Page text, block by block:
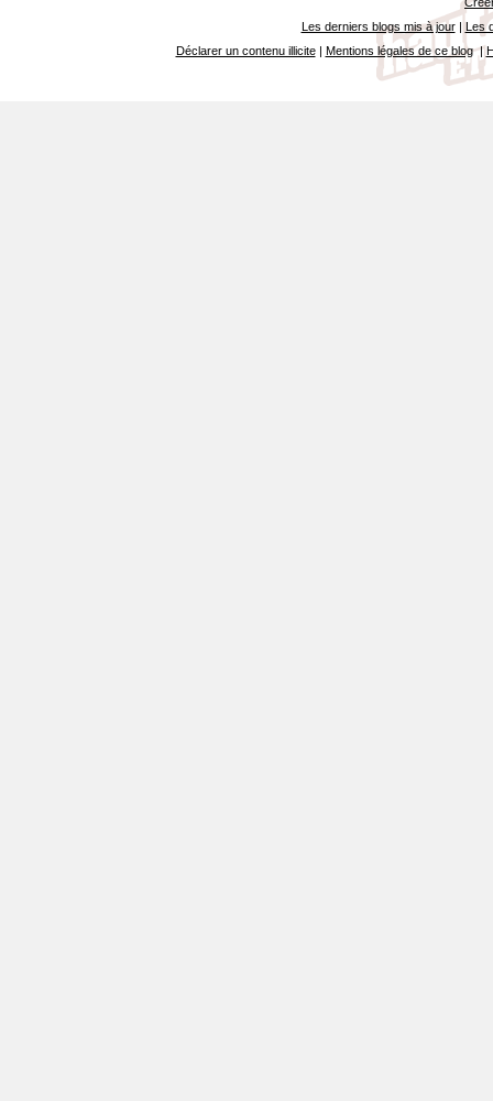
Les derniers blogs mis à jour| Les
Déclarer un contenu illicite| Mentions légales de ce blog|